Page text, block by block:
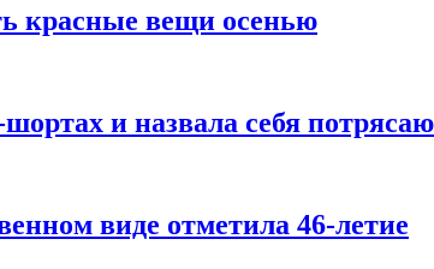
красные вещи осенью
и назвала себя
виде отметила 46-летие